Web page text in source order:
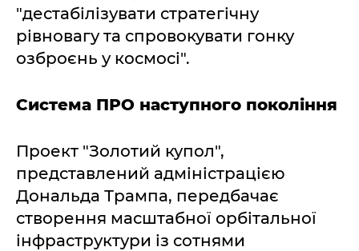
"дестабілізувати стратегічну
рівновагу та спровокувати гонку
озброєнь у космосі".
Система ПРО наступного покоління
Проект "Золотий купол",
представлений адміністрацією
Дональда Трампа, передбачає
створення масштабної орбітальної
інфраструктури із сотнями